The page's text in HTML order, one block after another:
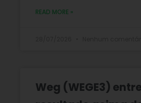
READ MORE »
Weg (WEGE3)